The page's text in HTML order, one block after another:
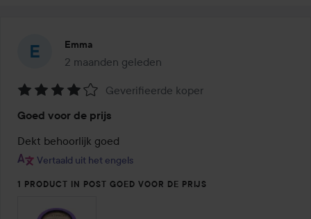
Emma
2 maanden geleden
Het bericht is gemaakt 2 maanden geleden
4
van
de
Geverifieerde koper
Goed voor de prijs
Dekt behoorlijk goed
Vertaald uit het engels
1 PRODUCT IN POST GOED VOOR DE PRIJS